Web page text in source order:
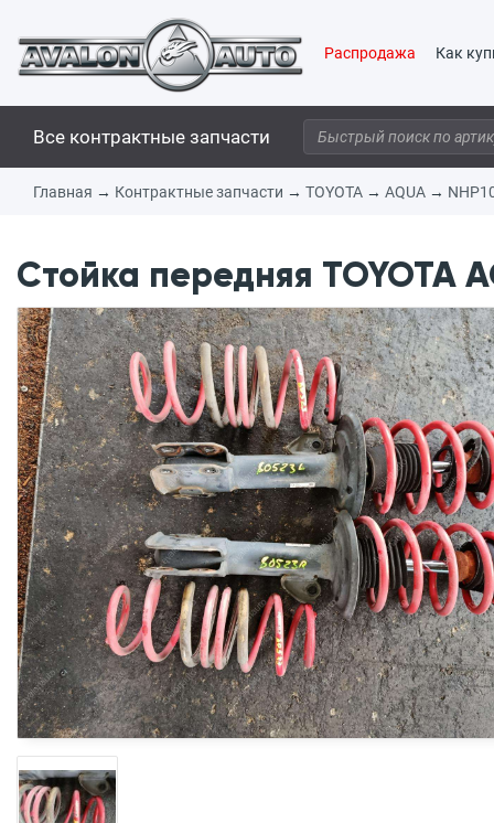
Распродажа Как
Все контрактные запчасти
Главная → Контрактные запчасти → TOYOTA → AQUA →
Стойка передняя TOYOTA